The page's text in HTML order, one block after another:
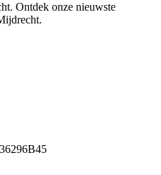
Ontdek onze nieuwste
.